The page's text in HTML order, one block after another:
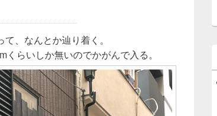
、なんとか辿り着く。
らいしか無いのでかがんで入る。